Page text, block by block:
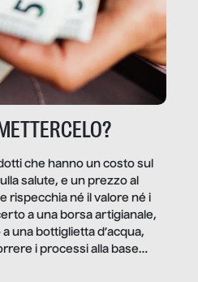
che hanno un costo sul
salute, e un prezzo al
rispecchia né il valore né i
a una borsa artigianale,
una bottiglietta d’acqua,
i processi alla base